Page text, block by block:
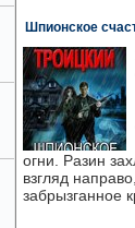
Шпионское
огни. Разин
взгляд
забрызганное